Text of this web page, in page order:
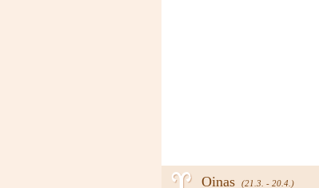
Oinas (21.3. - 20.4.)
a